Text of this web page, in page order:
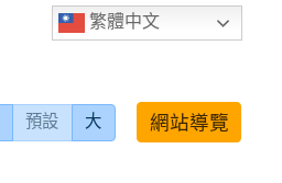
繁體中文
預設 大 網站導覽